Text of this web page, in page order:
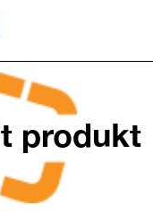
produkt